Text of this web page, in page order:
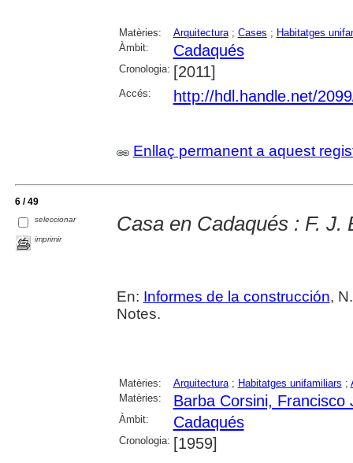
Matèries: Arquitectura; Cases ; Habitatges
Àmbit:
Cadaqués
Cronologia: [2011]
Accés: http://hdl.handle.net/
Enllaç permanent a aquest
6 / 49
seleccionar
imprimir
Casa en Cadaqués : F.
En: Informes de la construcción,
Notes.
Matèries: Arquitectura; Habitatges unifamiliars ;
Matèries:
Barba Corsini, Francisco
Àmbit: Cadaqués
Cronologia: [1959]